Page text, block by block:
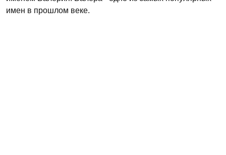
имен в прошлом веке.